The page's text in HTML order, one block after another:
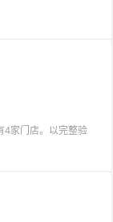
4家门店。以完整验